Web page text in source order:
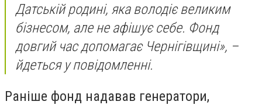
Датській родині, яка володіє великим
бізнесом, але не афішує себе. Фонд
довгий час допомагає Чернігівщині», –
йдеться у повідомленні.
Раніше фонд надавав генератори,